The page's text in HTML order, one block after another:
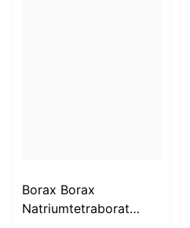
Borax Borax
Natriumtetraborat